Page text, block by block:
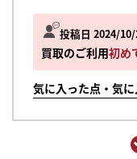
投稿日 2024/
買取のご利用初め
気に入った点・気